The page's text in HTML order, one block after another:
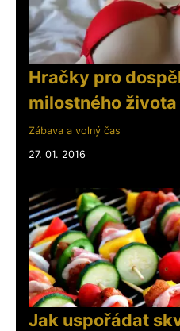
Hračky pro
milostného
Zábava a volný čas
27. 01. 2016
Jak uspořádat